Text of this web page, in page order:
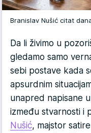
Branislav Nušić citat
Da li živimo u
gledamo samo
sebi postave kada
apsurdnim
unapred napisane
između stvarnosti i
Nušić, majstor